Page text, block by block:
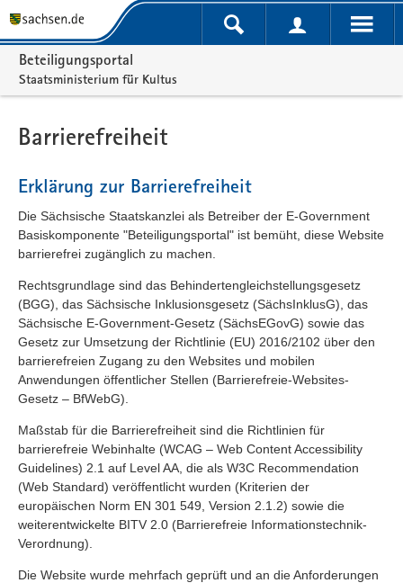
Portalnavigation
Beteiligungsportal
Staatsministerium für Kultus
Barrierefreiheit
Erklärung zur Barrierefreiheit
Die Sächsische Staatskanzlei als Betreiber der E-Government
Basiskomponente "Beteiligungsportal" ist bemüht, diese Website
barrierefrei zugänglich zu machen.
Rechtsgrundlage sind das Behindertengleichstellungsgesetz
(BGG), das Sächsische Inklusionsgesetz (SächsInklusG), das
Sächsische E-Government-Gesetz (SächsEGovG) sowie das
Gesetz zur Umsetzung der Richtlinie (EU) 2016/2102 über den
barrierefreien Zugang zu den Websites und mobilen
Anwendungen öffentlicher Stellen (Barrierefreie-Websites-
Gesetz – BfWebG).
Maßstab für die Barrierefreiheit sind die Richtlinien für
barrierefreie Webinhalte (WCAG – Web Content Accessibility
Guidelines) 2.1 auf Level AA, die als W3C Recommendation
(Web Standard) veröffentlicht wurden (Kriterien der
europäischen Norm EN 301 549, Version 2.1.2) sowie die
weiterentwickelte BITV 2.0 (Barrierefreie Informationstechnik-
Verordnung).
Die Website wurde mehrfach geprüft und an die Anforderungen